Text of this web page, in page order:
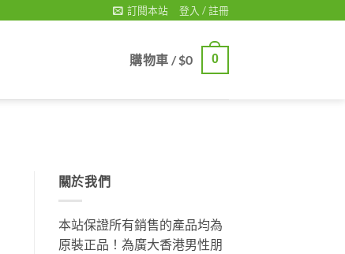
訂閱本站 登入 / 註冊
購物車 /$0 0
關於我們
本站保證所有銷售的產品均為
原裝正品！為廣大香港男性朋